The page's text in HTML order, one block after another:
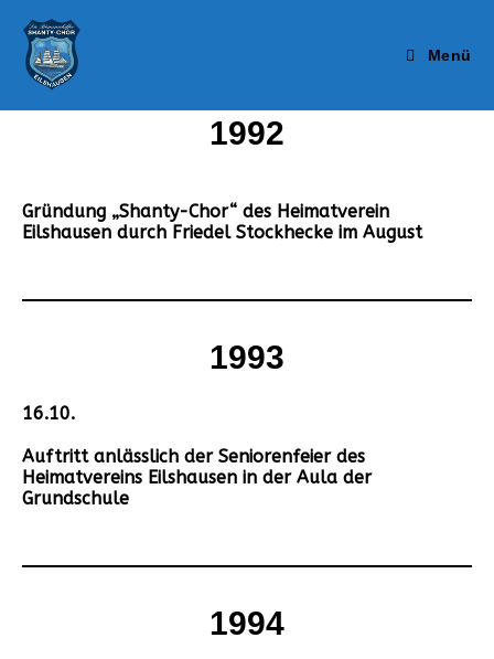
Inhalt
springen
Menü
1992
Gründung „Shanty-Chor“ des Heimatverein
Eilshausen durch Friedel Stockhecke im August
1993
16.10.
Auftritt anlässlich der Seniorenfeier des
Heimatvereins Eilshausen in der Aula der
Grundschule
1994